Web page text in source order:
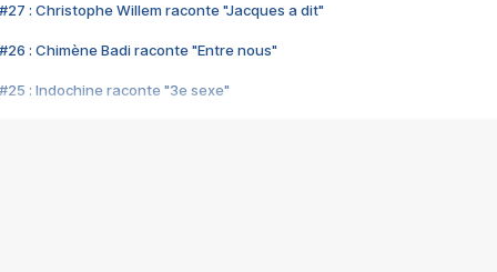
#27 : Christophe Willem raconte "Jacques a dit"
#26 : Chimène Badi raconte "Entre nous"
#25 : Indochine raconte "3e sexe"